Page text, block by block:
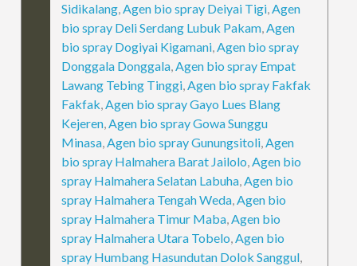
Sidikalang,Agen bio spray Deiyai Tigi,Agen
bio spray Deli Serdang Lubuk Pakam,Agen
bio spray Dogiyai Kigamani,Agen bio spray
Donggala Donggala,Agen bio spray Empat
Lawang Tebing Tinggi,Agen bio spray Fakfak
Fakfak,Agen bio spray Gayo Lues Blang
Kejeren,Agen bio spray Gowa Sunggu
Minasa,Agen bio spray Gunungsitoli,Agen
bio spray Halmahera Barat Jailolo,Agen bio
spray Halmahera Selatan Labuha,Agen bio
spray Halmahera Tengah Weda,Agen bio
spray Halmahera Timur Maba,Agen bio
spray Halmahera Utara Tobelo,Agen bio
spray Humbang Hasundutan Dolok Sanggul,